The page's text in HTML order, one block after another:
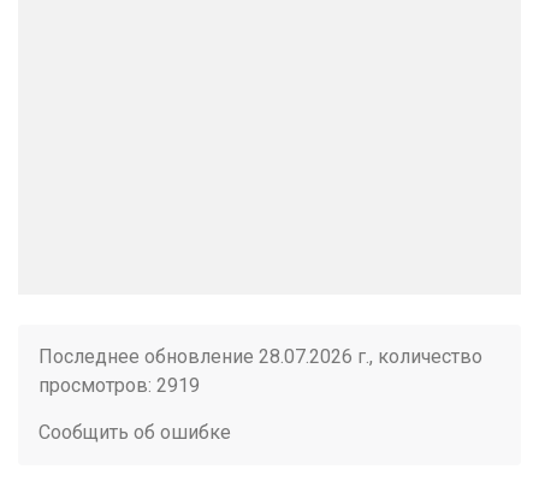
Последнее обновление 28.07.2026 г., количество
просмотров: 2919
Сообщить об ошибке